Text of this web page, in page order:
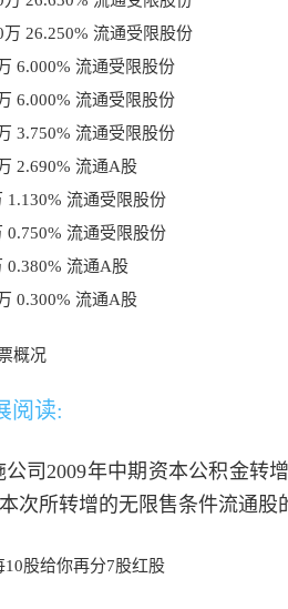
万 26.250% 流通受限股份
6.000% 流通受限股份
6.000% 流通受限股份
3.750% 流通受限股份
2.690% 流通A股
1.130% 流通受限股份
0.750% 流通受限股份
0.380% 流通A股
0.300% 流通A股
阅读:
司2009年中期资本公积金转
次所转增的无限售条件流通
10股给你再分7股红股